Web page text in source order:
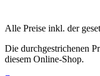
Alle Preise inkl. der
Die durchgestrichenen
diesem Online-Shop.